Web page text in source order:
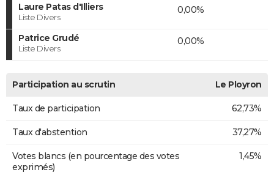
Laure Patas d'Illiers
Liste Divers
0,00%
Patrice Grudé
Liste Divers
0,00%
Participation au scrutin Le Ployron
Taux de participation 62,73%
Taux d'abstention 37,27%
Votes blancs (en pourcentage des votes
exprimés)
1,45%